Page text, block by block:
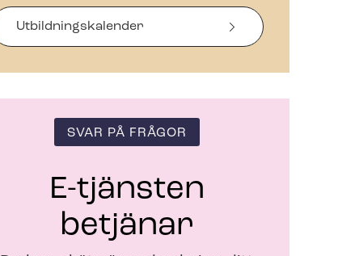
s
i
t
Ut­bild­nings­ka­len­der
SVAR PÅ FRÅGOR
E-tjänsten
betjänar